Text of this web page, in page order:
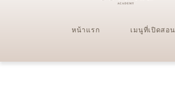
หน้าแรก เมนูที่เปิดสอน